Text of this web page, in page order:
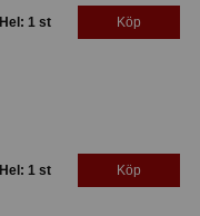
Hel: 1 st Köp
Hel: 1 st Köp